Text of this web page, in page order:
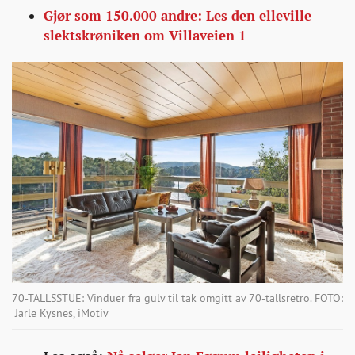
Gjør som 150.000 andre: Les den elleville
slektskrøniken om Villaveien 1
70-TALLSSTUE: Vinduer fra gulv til tak omgitt av 70-tallsretro. FOTO:
Jarle Kysnes, iMotiv